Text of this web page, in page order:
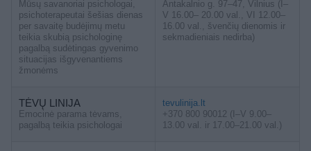
Mūsų savanoriai psichologai,
psichoterapeutai šešias dienas
per savaitę budėjimų metu
teikia skubią psichologinę
pagalbą sudėtingas gyvenimo
situacijas išgyvenantiems
žmonėms
Antakalnio g. 97–47, Vilnius (I–
V 16.00– 20.00 val., VI 12.00–
16.00 val., švenčių dienomis ir
sekmadieniais nedirba)
TĖVŲ LINIJA
Emocinė parama tėvams,
pagalbą teikia psichologai
tevulinija.lt
+370 800 90012 (I–V 9.00–
13.00 val. ir 17.00–21.00 val.)